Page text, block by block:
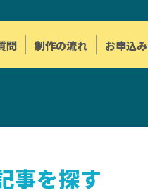
問 制作の流れ お申込み
事を探す